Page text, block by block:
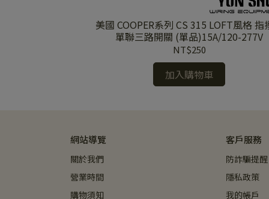
美國 COOPER系列 CS 315 LOFT風格 指
單聯三路開關 (單品)15A/120-277V
NT$250
加入購物車
網站導覽
關於我們
營業時間
購物須知
客戶服務
防詐騙提醒
隱私政策
我的帳戶